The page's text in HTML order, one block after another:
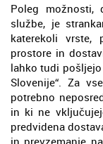
Poleg možnosti,
službe, je
katerekoli vrste,
prostore in
lahko tudi
Slovenije“. Za
potrebno
in ki ne
predvidena
in prevzemanje